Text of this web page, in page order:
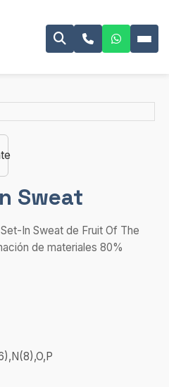
Sweat
In Sweat de Fruit Of The
de materiales 80%